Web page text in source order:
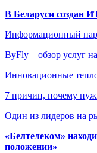
В Беларуси создан
Информационный
ByFly – обзор услуг
Инновационные
7 причин, почему
Один из лидеров на
«Белтелеком»
положении»